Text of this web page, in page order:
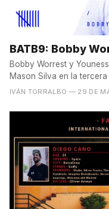
BATB9: Bobby
Bobby Worrest y
Mason Silva en la
con...
IVÁN TORRALBO — 29 DE